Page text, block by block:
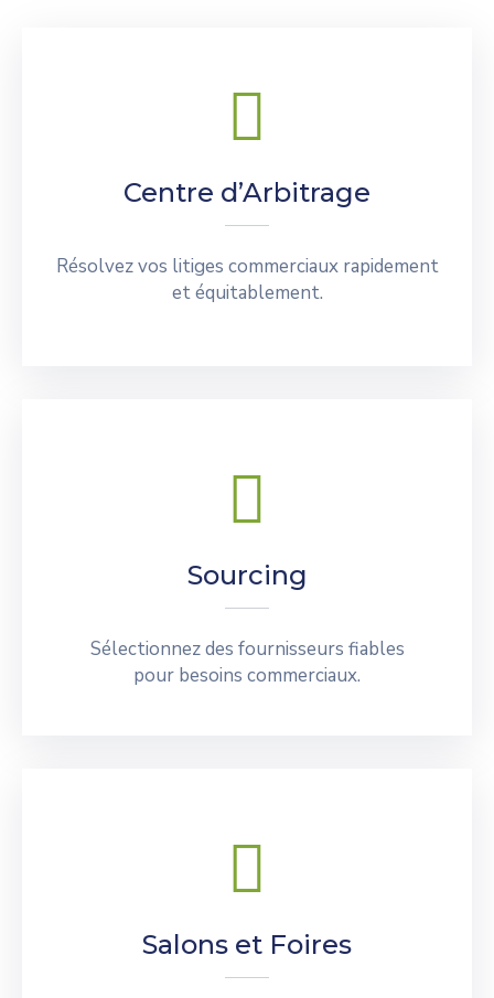
Centre d’Arbitrage
Résolvez vos litiges commerciaux rapidement
et équitablement.
Sourcing
Sélectionnez des fournisseurs fiables
pour besoins commerciaux.
Salons et Foires